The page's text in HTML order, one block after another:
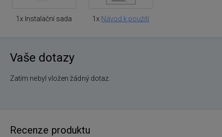
1x Instalační sada 1x Návod k použití
Vaše dotazy
Zatím nebyl vložen žádný dotaz.
Recenze produktu